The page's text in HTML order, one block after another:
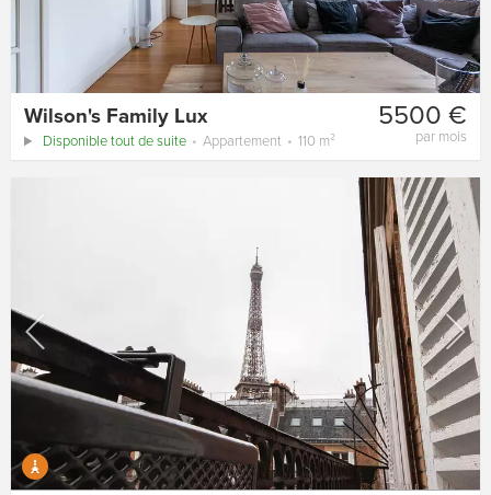
5500 €
par mois
Wilson's Family Lux
Disponible tout de suite Appartement 110 m²